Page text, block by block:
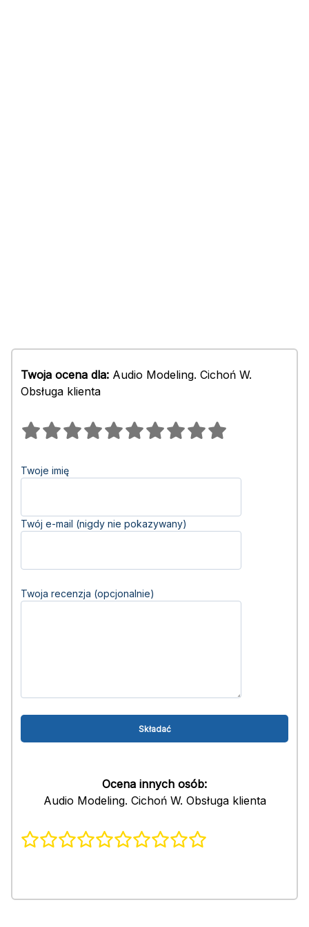
Twoja ocena dla: Audio Modeling. Cichoń W.
Obsługa klienta
Twoje imię
Twój e-mail (nigdy nie pokazywany)
Twoja recenzja (opcjonalnie)
Ocena innych osób:
Audio Modeling. Cichoń W. Obsługa klienta